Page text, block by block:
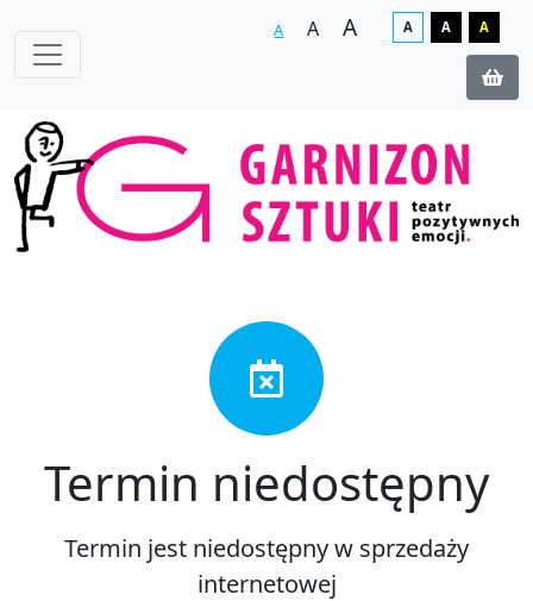
A A A A A A
Termin niedostępny
Termin jest niedostępny w sprzedaży
internetowej